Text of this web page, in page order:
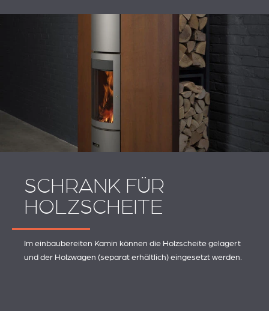
SCHRANK FÜR
HOLZSCHEITE
Im einbaubereiten Kamin können die Holzscheite gelagert
und der Holzwagen (separat erhältlich) eingesetzt werden.